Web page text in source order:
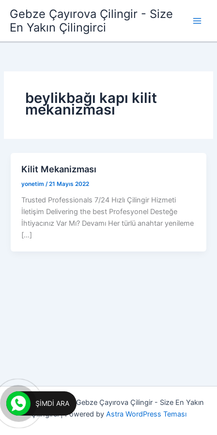
atlaGebze Çayırova Çilingir - Size
En Yakın Çilingirci
beylikbağı kapı kilit
mekanizması
Kilit Mekanizması
yonetim/21 Mayıs 2022
Trusted Professionals 7/24 Hızlı Çilingir Hizmeti
İletişim Delivering the best Profesyonel Desteğe
İhtiyacınız Var Mı? Devamı Her türlü anahtar yenileme
[...]
Copyright © 2026 Gebze Çayırova Çilingir - Size En Yakın
Çilingirci | Powered by Astra WordPress Teması
ŞIMDI ARA